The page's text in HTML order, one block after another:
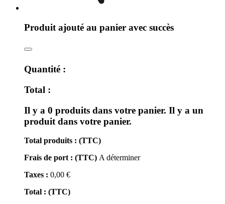
Produit ajouté au panier avec succès
Quantité :
Total :
Il y a 0 produits dans votre panier. Il y a un
produit dans votre panier.
Total produits : (TTC)
Frais de port : (TTC) A déterminer
Taxes : 0,00 €
Total : (TTC)